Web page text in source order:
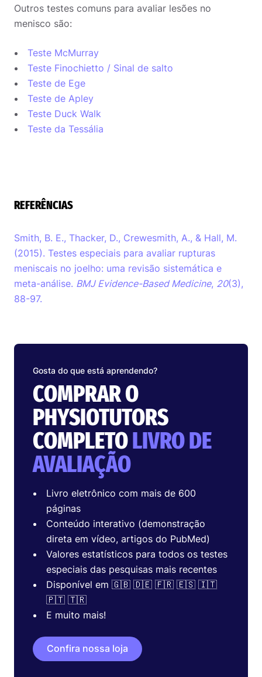
Outros testes comuns para avaliar lesões no
menisco são:
Teste McMurray
Teste Finochietto / Sinal de salto
Teste de Ege
Teste de Apley
Teste Duck Walk
Teste da Tessália
REFERÊNCIAS
Smith, B. E., Thacker, D., Crewesmith, A., & Hall, M.
(2015). Testes especiais para avaliar rupturas
meniscais no joelho: uma revisão sistemática e
meta-análise. BMJ Evidence-Based Medicine, 20(3),
88-97.
Gosta do que está aprendendo?
COMPRAR O
PHYSIOTUTORS
COMPLETOLIVRO DE
AVALIAÇÃO
Livro eletrônico com mais de 600
páginas
Conteúdo interativo (demonstração
direta em vídeo, artigos do PubMed)
Valores estatísticos para todos os testes
especiais das pesquisas mais recentes
Disponível em 🇬🇧 🇩🇪 🇫🇷 🇪🇸 🇮🇹
🇵🇹 🇹🇷
E muito mais!
Confira nossa loja